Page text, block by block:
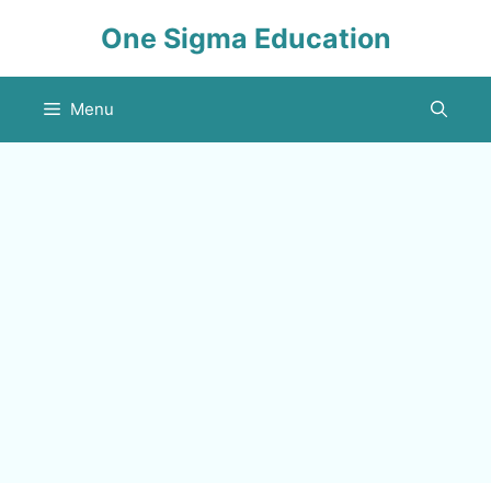
One Sigma Education
Menu